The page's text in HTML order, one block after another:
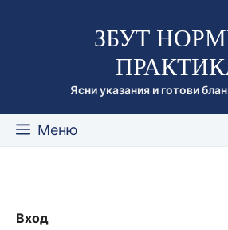
съдържаниетоЗБУТ
Ясни указания и готови
Меню
Вход